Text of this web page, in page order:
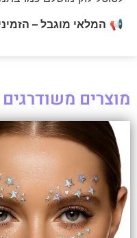
📢 המלאי מוגבל –
מוצרים משודרגים